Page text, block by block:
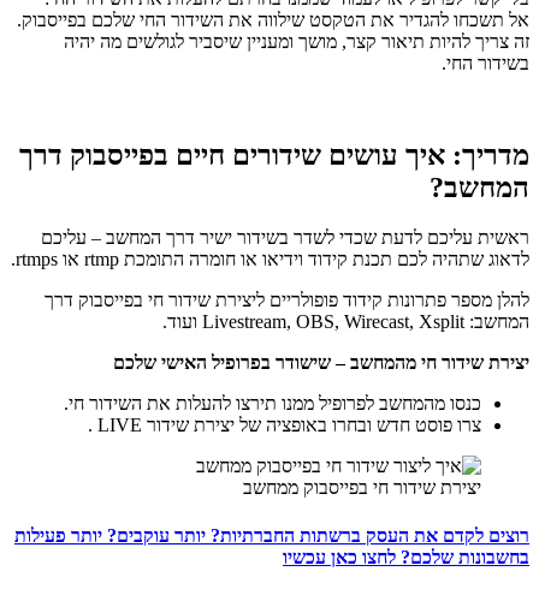
אל תשכחו להגדיר את הטקסט שילווה את השידור החי שלכם בפייסבוק.
זה צריך להיות תיאור קצר, מושך ומעניין שיסביר לגולשים מה יהיה
בשידור החי.
מדריך: איך עושים שידורים חיים בפייסבוק דרך
המחשב?
ראשית עליכם לדעת שכדי לשדר בשידור ישיר דרך המחשב – עליכם
לדאוג שתהיה לכם תכנת קידוד וידיאו או חומרה התומכת rtmp או rtmps.
להלן מספר פתרונות קידוד פופולריים ליצירת שידור חי בפייסבוק דרך
המחשב: Livestream, OBS, Wirecast, Xsplit ועוד.
יצירת שידור חי מהמחשב – שישודר בפרופיל האישי שלכם
כנסו מהמחשב לפרופיל ממנו תירצו להעלות את השידור חי.
צרו פוסט חדש ובחרו באופציה של יצירת שידור LIVE .
יצירת שידור חי בפייסבוק ממחשב
רוצים לקדם את העסק ברשתות החברתיות? יותר עוקבים? יותר פעילות
בחשבונות שלכם? לחצו כאן עכשיו